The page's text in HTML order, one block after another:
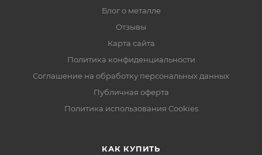
Блог о металле
Отзывы
Карта сайта
Политика конфиденциальности
Соглашение на обработку персональных данных
Публичная оферта
Политика использования Cookies
КАК КУПИТЬ